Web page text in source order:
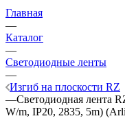
Главная
—
Каталог
—
Светодиодные ленты
—
Изгиб на плоскости RZ
—Светодиодная лента
W/m, IP20, 2835, 5m)